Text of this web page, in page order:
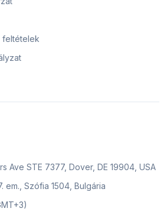
feltételek
Ave STE 7377, Dover, DE 19904, USA
Szófia 1504, Bulgária